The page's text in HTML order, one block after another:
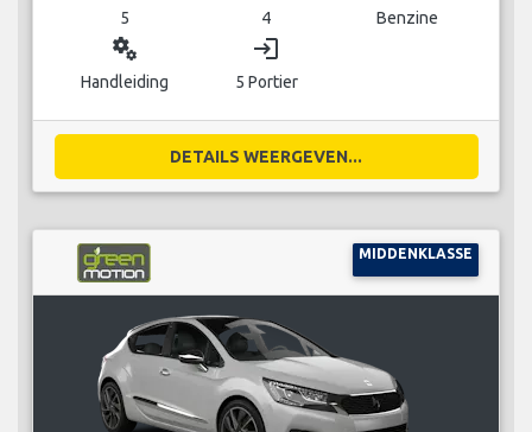
5 4 Benzine
miscellaneous_services
Handleiding
login
5 Portier
DETAILS WEERGEVEN...
MIDDENKLASSE